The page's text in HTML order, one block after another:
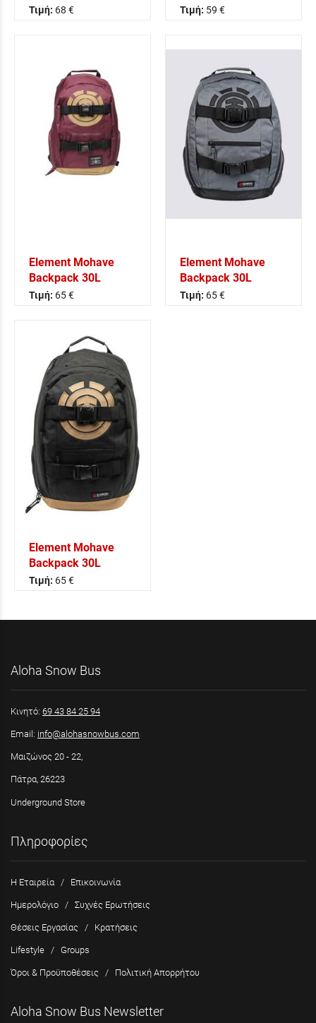
Τιμή: 68 € Τιμή: 59 €
Element Mohave
Backpack 30L
Τιμή: 65 €
Element Mohave
Backpack 30L
Τιμή: 65 €
Element Mohave
Backpack 30L
Τιμή: 65 €
Aloha Snow Bus
Κινητό: 69 43 84 25 94
Email: info@alohasnowbus.com
Μαιζώνος 20 - 22,
Πάτρα, 26223
Underground Store
Πληροφορίες
Η Εταιρεία / Επικοινωνία
Ημερολόγιο / Συχνές Ερωτήσεις
Θέσεις Εργασίας / Κρατήσεις
Lifestyle / Groups
Όροι & Προϋποθέσεις / Πολιτική Απορρήτου
Aloha Snow Bus Newsletter